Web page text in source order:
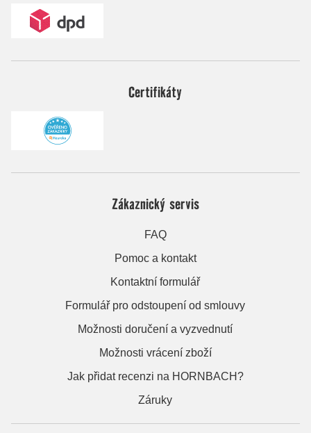
Certifikáty
Zákaznický servis
FAQ
Pomoc a kontakt
Kontaktní formulář
Formulář pro odstoupení od smlouvy
Možnosti doručení a vyzvednutí
Možnosti vrácení zboží
Jak přidat recenzi na HORNBACH?
Záruky